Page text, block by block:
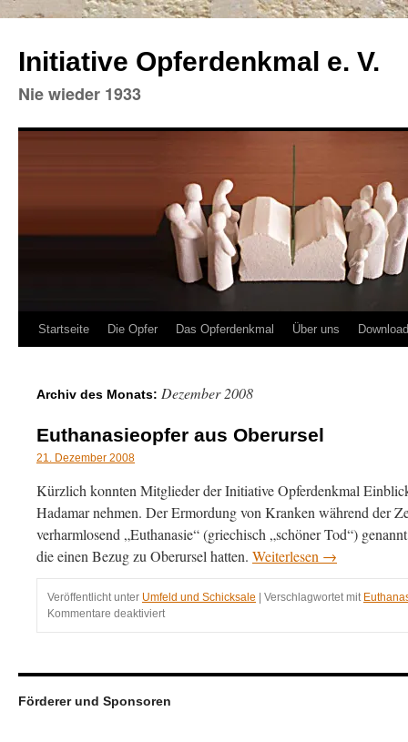
Initiative Opferdenkmal e. V.
Nie wieder 1933
Zum
springen
Startseite Die Opfer Das Opferdenkmal Über uns
Archiv des Monats: Dezember 2008
Euthanasieopfer aus Oberursel
21. Dezember 2008
Kürzlich konnten Mitglieder der Initiative Opferdenkmal
Hadamar nehmen. Der Ermordung von Kranken während der
verharmlosend „Euthanasie“ (griechisch „schöner Tod“)
die einen Bezug zu Oberursel hatten. Weiterlesen →
Veröffentlicht unter Umfeld und Schicksale Verschlagwortet mit
Kommentare deaktiviertfür
Euthanasieopfer
Förderer und Sponsoren